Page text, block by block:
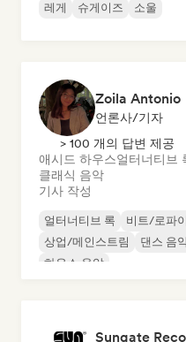
레게
슈게이즈 소울
Zoila Antonio
언론사/기자
> 100 개의 답변 제공
애시드 하우스얼터너티브
클래식 음악
기사 작성
얼터너티브 록 비트/로파이
상업/메인스트림
댄스 음
하우스 음악
Sungate